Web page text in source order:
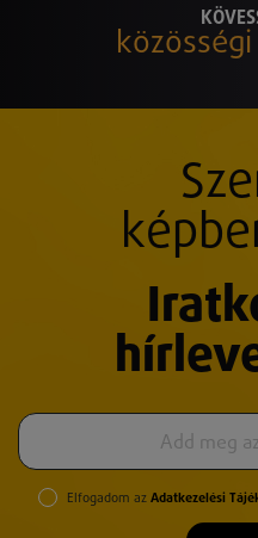
Elfogadom az Adatkezelési